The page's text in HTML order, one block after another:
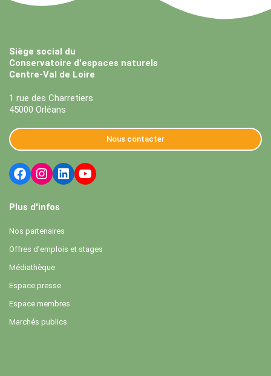
Siège social du
Conservatoire d'espaces naturels
Centre-Val de Loire
1 rue des Charretiers
45000 Orléans
Nous contacter
Plus d'infos
Nos partenaires
Offres d’emplois et stages
Médiathèque
Espace presse
Espace membres
Marchés publics